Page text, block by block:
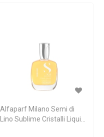
Alfaparf Milano Semi di
Lino Sublime Cristalli Liquidi